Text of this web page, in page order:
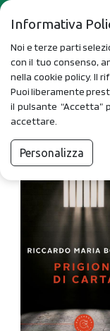
Distopico
Informativa
Noi e terze parti
con il tuo consenso,
nella cookie policy. Il
Puoi liberamente
il pulsante “Accetta”
accettare.
Personalizza